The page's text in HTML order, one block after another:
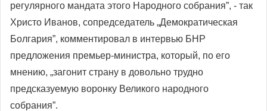
регулярного мандата этого Народного собрания”, - так
Христо Иванов, сопредседатель „Демократическая
Болгария”, комментировал в интервью БНР
предложения премьер-министра, который, по его
мнению, „загонит страну в довольно трудно
предсказуемую воронку Великого народного
собрания”.